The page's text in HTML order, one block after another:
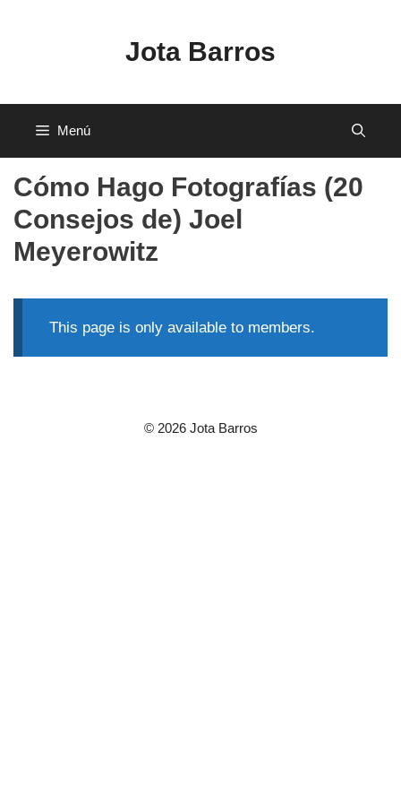
Jota Barros
Menú
Cómo Hago Fotografías (20
Consejos de) Joel
Meyerowitz
This page is only available to members.
© 2026 Jota Barros